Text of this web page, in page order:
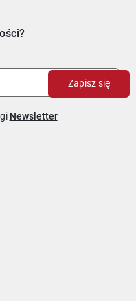
Newsletter
Zapisz się
nowym oknie
się w nowym oknie
się w nowym
otworzy się w
link otworzy się w